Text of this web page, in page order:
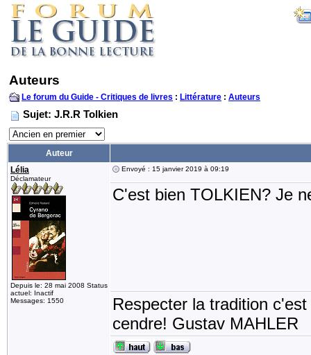
Auteurs
Le forum du Guide - Critiques de livres : Littérature : Auteurs
Sujet: J.R.R Tolkien
Auteur
Lélia
Déclamateur
Depuis le: 28 mai 2008 Status
actuel: Inactif
Messages: 1550
Envoyé : 15 janvier 2019 à 09:19
C'est bien TOLKIEN? Je
Respecter la tradition
cendre! Gustav MAHLER